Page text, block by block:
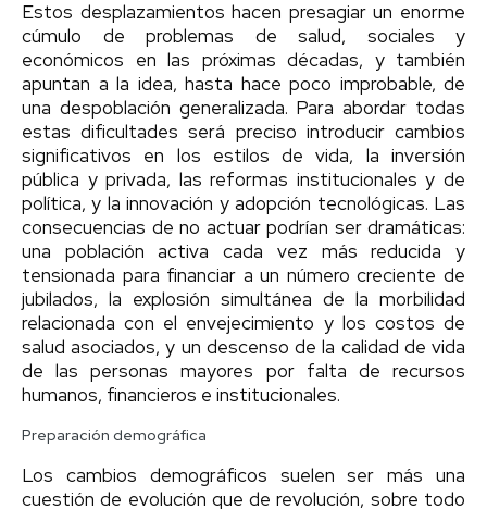
Estos desplazamientos hacen presagiar un enorme
cúmulo de problemas de salud, sociales y
económicos en las próximas décadas, y también
apuntan a la idea, hasta hace poco improbable, de
una despoblación generalizada. Para abordar todas
estas dificultades será preciso introducir cambios
significativos en los estilos de vida, la inversión
pública y privada, las reformas institucionales y de
política, y la innovación y adopción tecnológicas. Las
consecuencias de no actuar podrían ser dramáticas:
una población activa cada vez más reducida y
tensionada para financiar a un número creciente de
jubilados, la explosión simultánea de la morbilidad
relacionada con el envejecimiento y los costos de
salud asociados, y un descenso de la calidad de vida
de las personas mayores por falta de recursos
humanos, financieros e institucionales.
Preparación demográfica
Los cambios demográficos suelen ser más una
cuestión de evolución que de revolución, sobre todo